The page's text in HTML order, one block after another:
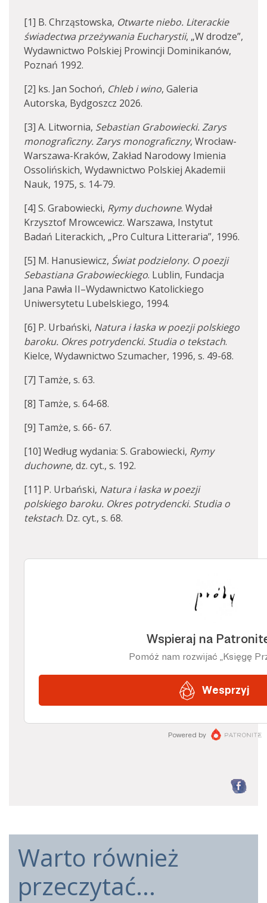
[1] B. Chrząstowska, Otwarte niebo. Literackie
świadectwa przeżywania Eucharystii, „W drodze”,
Wydawnictwo Polskiej Prowincji Dominikanów,
Poznań 1992.
[2] ks. Jan Sochoń, Chleb i wino, Galeria
Autorska, Bydgoszcz 2026.
[3] A. Litwornia, Sebastian Grabowiecki. Zarys
monograficzny. Zarys monograficzny, Wrocław-
Warszawa-Kraków, Zakład Narodowy Imienia
Ossolińskich, Wydawnictwo Polskiej Akademii
Nauk, 1975, s. 14-79.
[4] S. Grabowiecki, Rymy duchowne. Wydał
Krzysztof Mrowcewicz. Warszawa, Instytut
Badań Literackich, „Pro Cultura Litteraria”, 1996.
[5] M. Hanusiewicz, Świat podzielony. O poezji
Sebastiana Grabowieckiego. Lublin, Fundacja
Jana Pawła II–Wydawnictwo Katolickiego
Uniwersytetu Lubelskiego, 1994.
[6] P. Urbański, Natura i łaska w poezji polskiego
baroku. Okres potrydencki. Studia o tekstach.
Kielce, Wydawnictwo Szumacher, 1996, s. 49-68.
[7] Tamże, s. 63.
[8] Tamże, s. 64-68.
[9] Tamże, s. 66- 67.
[10] Według wydania: S. Grabowiecki, Rymy
duchowne,dz. cyt., s. 192.
[11] P. Urbański, Natura i łaska w poezji
polskiego baroku. Okres potrydencki. Studia o
tekstach. Dz. cyt., s. 68.
Warto również
przeczytać...